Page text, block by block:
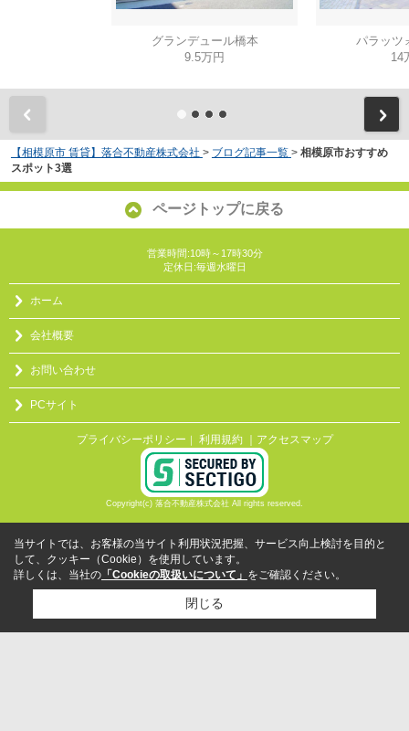
グランデュール橋本
9.5万円
パラッツ
14
【相模原市 賃貸】落合不動産株式会社 > ブログ記事一覧 > 相模原市おすすめ
スポット3選
ページトップに戻る
営業時間:10時～17時30分
定休日:毎週水曜日
ホーム
会社概要
お問い合わせ
PCサイト
プライバシーポリシー 利用規約 ｜アクセスマップ
Copyright(c) 落合不動産株式会社 All rights reserved.
当サイトでは、お客様の当サイト利用状況把握、サービス向上検討を目的と
して、クッキー（Cookie）を使用しています。
詳しくは、当社の 「Cookieの取扱いについて」 をご確認ください。
閉じる